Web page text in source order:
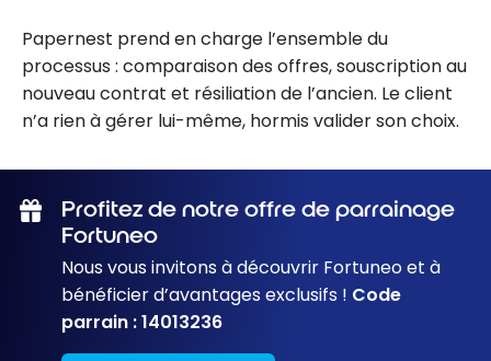
Papernest prend en charge l’ensemble du
processus : comparaison des offres, souscription au
nouveau contrat et résiliation de l’ancien. Le client
n’a rien à gérer lui-même, hormis valider son choix.
Profitez de notre offre de parrainage
Fortuneo
Nous vous invitons à découvrir Fortuneo et à
bénéficier d’avantages exclusifs ! Code
parrain : 14013236